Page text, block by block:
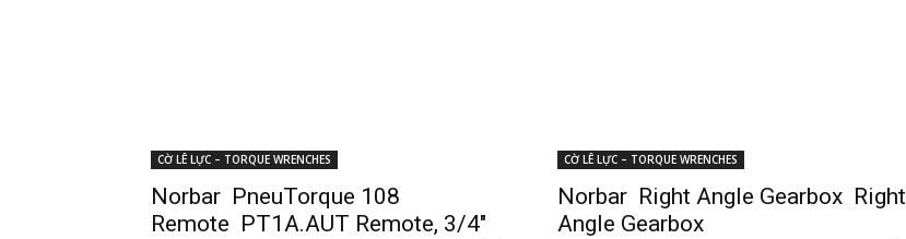
CỜ LÊ LỰC – TORQUE WRENCHES
Norbar PneuTorque 108
Remote PT1A.AUT Remote, 3/4″
CỜ LÊ LỰC – TORQUE WRENCHES
Norbar Right Angle Gearbox Right
Angle Gearbox